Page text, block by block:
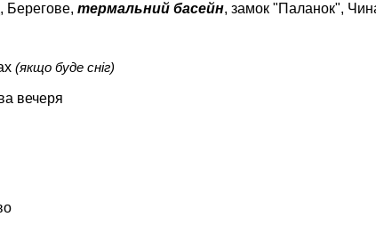
Берегове, термальний басейн, замок "Паланок",
(якщо буде сніг)
вечеря